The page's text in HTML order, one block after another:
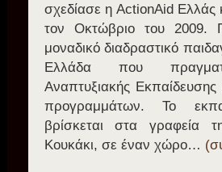
σχεδίασε η ActionAid Ελλάς
τον Οκτώβριο του 2009.
μοναδικό διαδραστικό
Ελλάδα που
Αναπτυξιακής
προγραμμάτων. Το
βρίσκεται στα γραφεία
Κουκάκι, σε έναν χώρο…